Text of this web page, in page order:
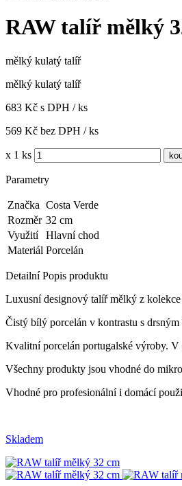
RAW talíř mělký
mělký kulatý talíř
mělký kulatý talíř
683 Kč s DPH / ks
569 Kč bez DPH / ks
x 1 ks
Parametry
Značka Costa Verde
Rozměr 32 cm
Využití
Hlavní chod
Materiál Porcelán
Detailní Popis produktu
Luxusní designový talíř mělký z
Čistý bílý porcelán v kontrastu s
Kvalitní porcelán portugalské výroby. V
Všechny produkty jsou vhodné do
Vhodné pro profesionální i domácí
Skladem